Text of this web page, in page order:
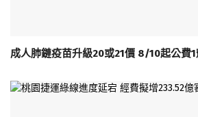
成人肺鏈疫苗升級20或21價 8/10起公費